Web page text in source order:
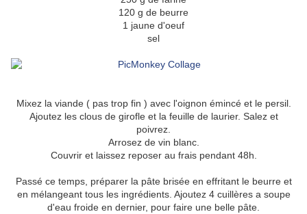
120 g de beurre
1 jaune d'oeuf
sel
Mixez la viande ( pas trop fin ) avec l'oignon émincé et le persil.
Ajoutez les clous de girofle et la feuille de laurier. Salez et
poivrez.
Arrosez de vin blanc.
Couvrir et laissez reposer au frais pendant 48h.
Passé ce temps, préparer la pâte brisée en effritant le beurre et
en mélangeant tous les ingrédients. Ajoutez 4 cuillères a soupe
d'eau froide en dernier, pour faire une belle pâte.